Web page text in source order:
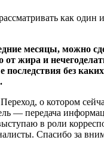
как
месяцы, можно
жира и
без
о котором
— передача
в роли
Спасибо за